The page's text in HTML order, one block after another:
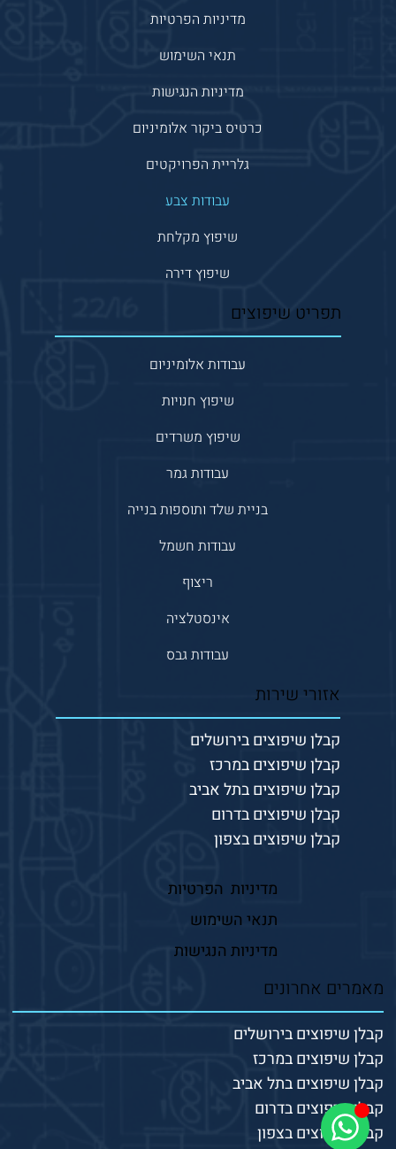
מאמרים אחרונים
קבלן שיפוצים בירושלים
קבלן שיפוצים במרכז
קבלן שיפוצים בתל אביב
קבלן שיפוצים בדרום
קבלן שיפוצים בצפון
אזורי שירות
קבלן שיפוצים בירושלים
קבלן שיפוצים במרכז
קבלן שיפוצים בתל אביב
קבלן שיפוצים בדרום
קבלן שיפוצים בצפון
מדיניות הפרטיות
תנאי השימוש
מדיניות הנגישות
תפריט שיפוצים
עבודות אלומיניום
שיפוץ חנויות
שיפוץ משרדים
עבודות גמר
בניית שלד ותוספות בנייה
עבודות חשמל
ריצוף
אינסטלציה
עבודות גבס
מדיניות הפרטיות
תנאי השימוש
מדיניות הנגישות
כרטיס ביקור אלומיניום
גלריית הפרויקטים
עבודות צבע
שיפוץ מקלחת
שיפוץ דירה